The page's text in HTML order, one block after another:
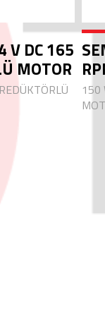
V DC 165
MOTOR
150